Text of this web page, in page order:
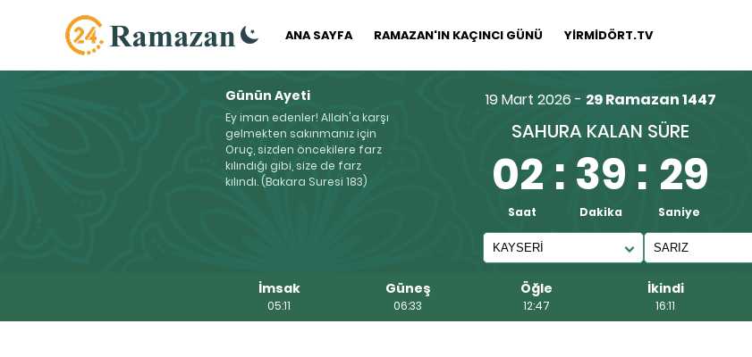
ANA SAYFA RAMAZAN'IN KAÇINCI GÜNÜ YİRMİDÖRT.TV
Günün Ayeti
Ey iman edenler! Allah'a karşı
gelmekten sakınmanız için
Oruç, sizden öncekilere farz
kılındığı gibi, size de farz
kılındı. (Bakara Suresi 183)
19 Mart 2026 - 29 Ramazan 1447
SAHURA KALAN SÜRE
02 : 39 : 28
Saat Dakika Saniye
İmsak
05:11
Güneş
06:33
Öğle
12:47
İkindi
16:11